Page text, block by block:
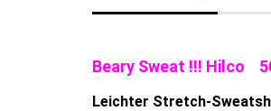
Beary Sweat !!! Hilco
Leichter Stretch-